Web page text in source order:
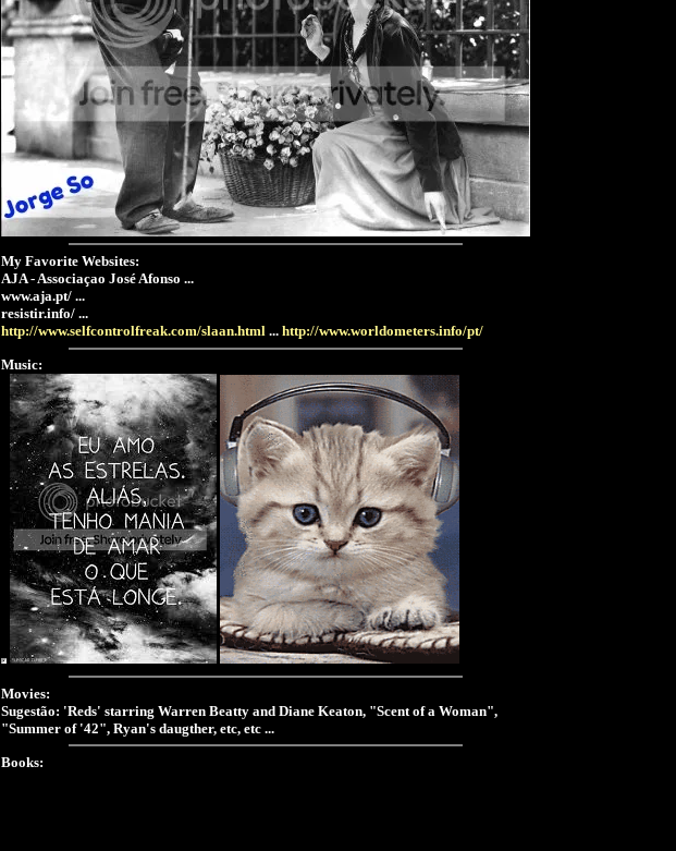
My Favorite Websites:
AJA - Associaçao José Afonso ...
www.aja.pt/ ...
resistir.info/ ...
http://www.selfcontrolfreak.com/slaan.html ... http://www.worldometers.info/pt/
Music:
Movies:
Sugestão: 'Reds' starring Warren Beatty and Diane Keaton, "Scent of a Woman",
"Summer of '42", Ryan's daugther, etc, etc ...
Books: